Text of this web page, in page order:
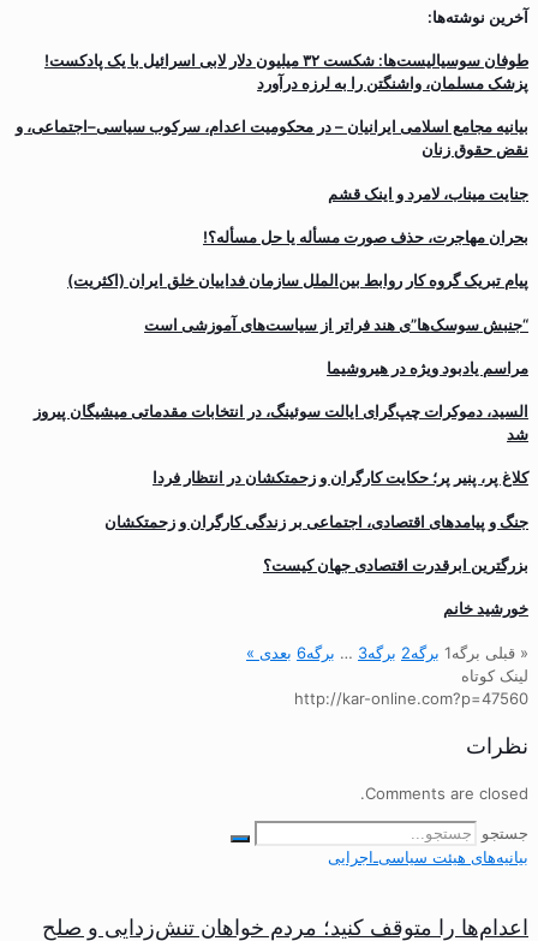
آخرین نوشته‌ها:
طوفان سوسیالیست‌ها: شکست ۳۲ میلیون دلار لابی اسرائیل با یک پادکست!
پزشک مسلمان، واشنگتن را به لرزه درآورد
بیانیه مجامع اسلامی ایرانیان – در محکومیت اعدام، سرکوب سیاسی–اجتماعی، و
نقض حقوق زنان
جنایت میناب، لامرد و اینک قشم
بحران مهاجرت‌، حذف صورت مسأله یا حل مسأله؟!
پیام تبریک گروه کار روابط بین‌الملل سازمان فداییان خلق ایران (اکثریت)
“جنبش سوسک‌ها”ی هند فراتر از سیاست‌های آموزشی است
مراسم یادبود ویژه در هیروشیما
السید، دموکرات چپ‌گرای ایالت سوئینگ، در انتخابات مقدماتی میشیگان پیروز
شد
کلاغ پر، پنیر پر؛ حکایت کارگران و زحمتکشان در انتظار فردا
جنگ و پیامدهای اقتصادی، اجتماعی بر زندگی کارگران و زحمتکشان
بزرگترین ابرقدرت اقتصادی جهان کیست؟
خورشید خانم
« قبلی برگه1 برگه2 برگه3
… برگه6 بعدی »
لینک کوتاه
http://kar-online.com?p=47560
نظرات
Comments are closed.
جستجو
بیانیه‌های هیئت‌ سیاسی‌ـ‌اجرایی
اعدام‌ها را متوقف کنید؛ مردم خواهان تنش‌زدایی و صلح